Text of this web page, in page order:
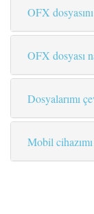
OFX
OFX dosyası
Dosyalarımı
Mobil